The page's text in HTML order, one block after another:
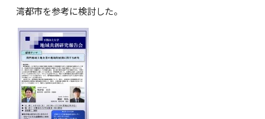
湾都市を参考に検討した。